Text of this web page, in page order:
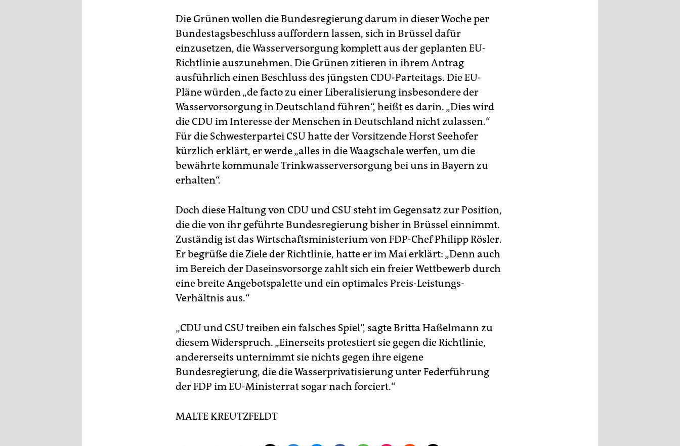
Die Grünen wollen die Bundesregierung darum in dieser Woche per
Bundestagsbeschluss auffordern lassen, sich in Brüssel dafür
einzusetzen, die Wasserversorgung komplett aus der geplanten EU-
Richtlinie auszunehmen. Die Grünen zitieren in ihrem Antrag
ausführlich einen Beschluss des jüngsten CDU-Parteitags. Die EU-
Pläne würden „de facto zu einer Liberalisierung insbesondere der
Wasservorsorgung in Deutschland führen“, heißt es darin. „Dies wird
die CDU im Interesse der Menschen in Deutschland nicht zulassen.“
Für die Schwesterpartei CSU hatte der Vorsitzende Horst Seehofer
kürzlich erklärt, er werde „alles in die Waagschale werfen, um die
bewährte kommunale Trinkwasserversorgung bei uns in Bayern zu
erhalten“.
Doch diese Haltung von CDU und CSU steht im Gegensatz zur Position,
die die von ihr geführte Bundesregierung bisher in Brüssel einnimmt.
Zuständig ist das Wirtschaftsministerium von FDP-Chef Philipp Rösler.
Er begrüße die Ziele der Richtlinie, hatte er im Mai erklärt: „Denn auch
im Bereich der Daseinsvorsorge zahlt sich ein freier Wettbewerb durch
eine breite Angebotspalette und ein optimales Preis-Leistungs-
Verhältnis aus.“
„CDU und CSU treiben ein falsches Spiel“, sagte Britta Haßelmann zu
diesem Widerspruch. „Einerseits protestiert sie gegen die Richtlinie,
andererseits unternimmt sie nichts gegen ihre eigene
Bundesregierung, die die Wasserprivatisierung unter Federführung
der FDP im EU-Ministerrat sogar nach forciert.“
MALTE KREUTZFELDT